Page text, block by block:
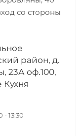
район, д.
23А оф.100,
Кухня
- 13:30